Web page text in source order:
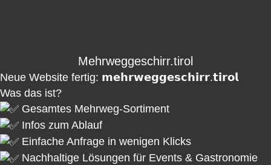
Mehrweggeschirr.tirol
Neue Website fertig: 𝗺𝗲𝗵𝗿𝘄𝗲𝗴𝗴𝗲𝘀𝗰𝗵𝗶𝗿𝗿.𝘁𝗶𝗿𝗼𝗹
Was das ist?
Gesamtes Mehrweg-Sortiment
Infos zum Ablauf
Einfache Anfrage in wenigen Klicks
Nachhaltige Lösungen für Events & Gastronomie